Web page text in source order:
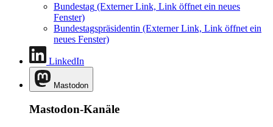
Bundestag (Externer Link, Link öffnet ein neues
Fenster)
Bundestagspräsidentin (Externer Link, Link öffnet ein
neues Fenster)
LinkedIn
Mastodon
Mastodon-Kanäle